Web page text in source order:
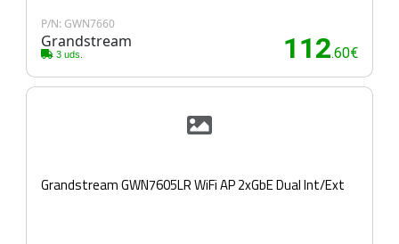
P/N: GWN7660
Grandstream
3 uds. 112.60€
Grandstream GWN7605LR WiFi AP 2xGbE Dual Int/Ext